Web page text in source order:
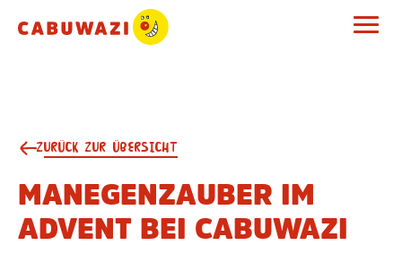
ZURÜCK ZUR ÜBERSICHT
MANEGENZAUBER IM
ADVENT BEI CABUWAZI